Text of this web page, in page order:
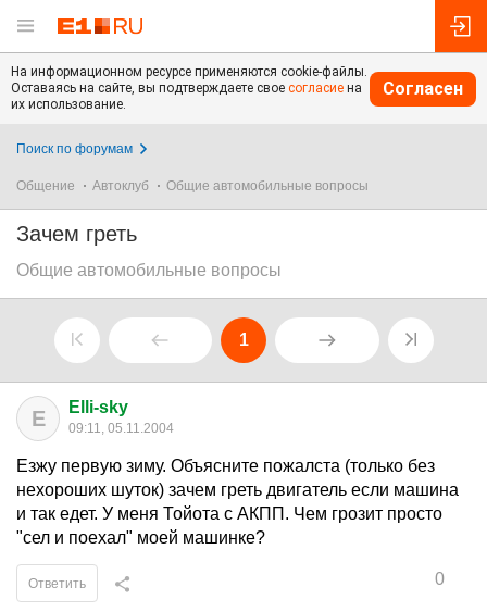
На информационном ресурсе применяются cookie-файлы.
Оставаясь на сайте, вы подтверждаете свое согласие на
их использование.
Согласен
Поиск по форумам
Общение Автоклуб Общие автомобильные вопросы
Зачем греть
Общие автомобильные вопросы
1
E Elli-sky
09:11, 05.11.2004
Езжу первую зиму. Объясните пожалста (только без
нехороших шуток) зачем греть двигатель если машина
и так едет. У меня Тойота с АКПП. Чем грозит просто
"сел и поехал" моей машинке?
0
Ответить